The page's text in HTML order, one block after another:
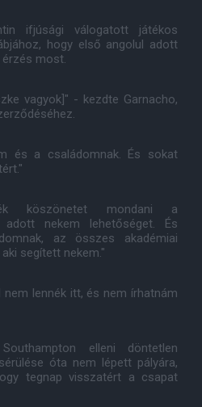
ifjúsági válogatott játékos
hogy első angolul adott
érzés most.
vagyok]" - kezdte Garnacho,
és a családomnak. És sokat
köszönetet mondani a
nekem lehetőséget. És
az összes akadémiai
segített nekem."
lennék itt, és nem írhatnám
elleni döntetlen
óta nem lépett pályára,
tegnap visszatért a csapat